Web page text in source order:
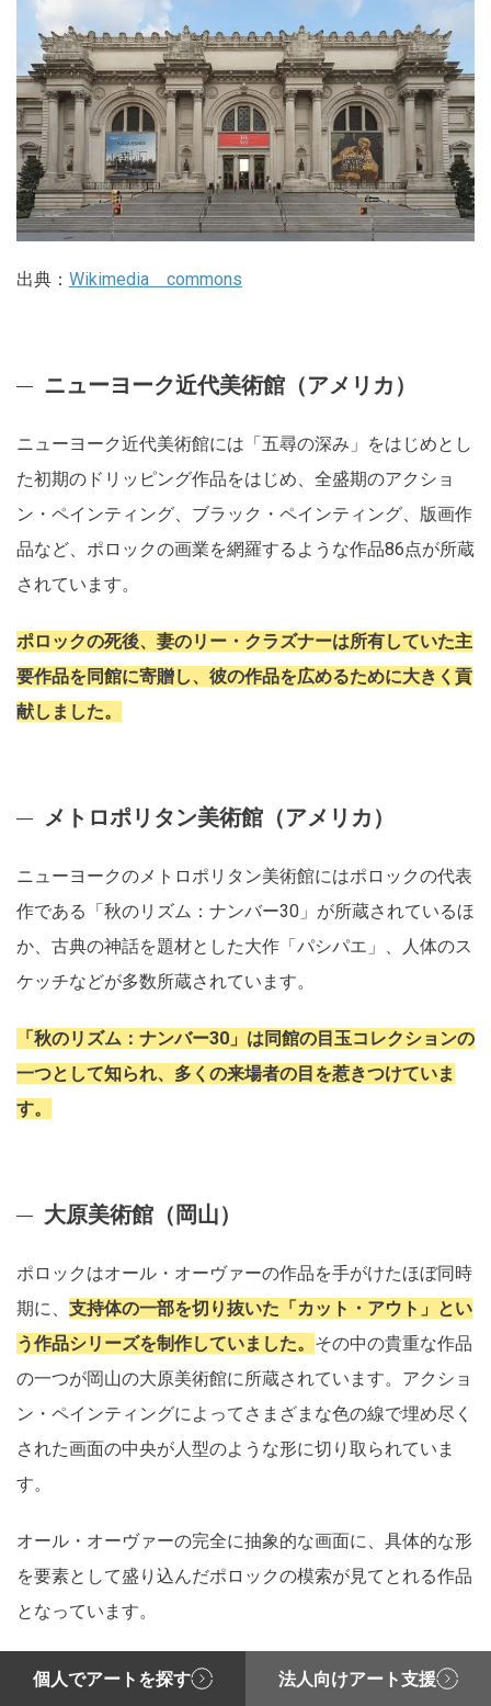
出典： Wikimedia commons
ニューヨーク近代美術館（アメリカ）
ニューヨーク近代美術館には「五尋の深み」をはじめとし
た初期のドリッピング作品をはじめ、全盛期のアクショ
ン・ペインティング、ブラック・ペインティング、版画作
品など、ポロックの画業を網羅するような作品86点が所蔵
されています。
ポロックの死後、妻のリー・クラズナーは所有していた主
要作品を同館に寄贈し、彼の作品を広めるために大きく貢
献しました。
メトロポリタン美術館（アメリカ）
ニューヨークのメトロポリタン美術館にはポロックの代表
作である「秋のリズム：ナンバー30」が所蔵されているほ
か、古典の神話を題材とした大作「パシパエ」、人体のス
ケッチなどが多数所蔵されています。
「秋のリズム：ナンバー30」は同館の目玉コレクションの
一つとして知られ、多くの来場者の目を惹きつけていま
す。
大原美術館（岡山）
ポロックはオール・オーヴァーの作品を手がけたほぼ同時
期に、 支持体の一部を切り抜いた「カット・アウト」とい
う作品シリーズを制作していました。 その中の貴重な作品
の一つが岡山の大原美術館に所蔵されています。アクショ
ン・ペインティングによってさまざまな色の線で埋め尽く
された画面の中央が人型のような形に切り取られていま
す。
オール・オーヴァーの完全に抽象的な画面に、具体的な形
を要素として盛り込んだポロックの模索が見てとれる作品
となっています。
個人でアートを探す 法人向けアート支援